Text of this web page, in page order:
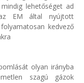
lehetőséget ad
az EM által nyújtott
kedvező
olyan irányba
szagú gázok